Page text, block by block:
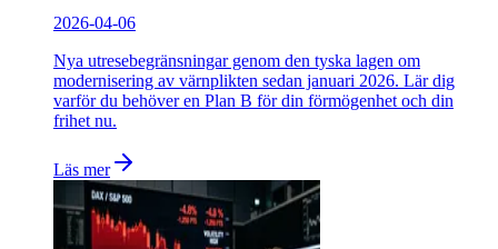
2026-04-06
Nya utresebegränsningar genom den tyska lagen om
modernisering av värnplikten sedan januari 2026. Lär dig
varför du behöver en Plan B för din förmögenhet och din
frihet nu.
Läs mer